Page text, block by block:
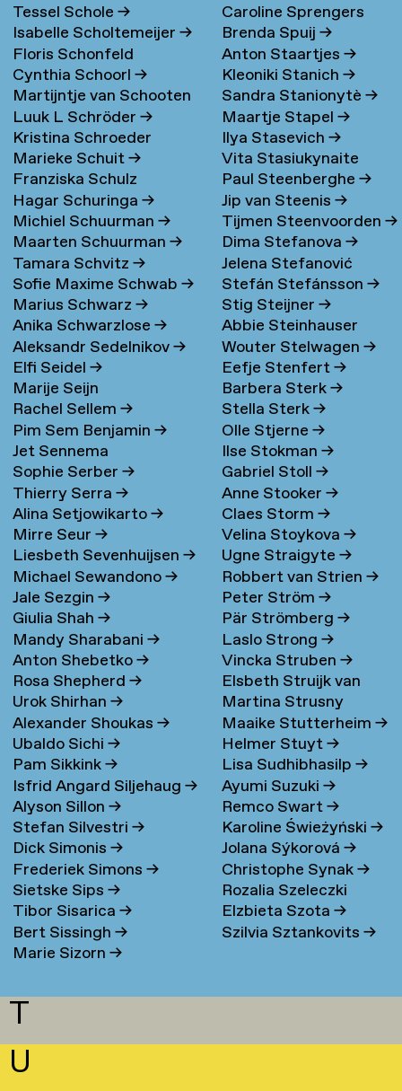
Tessel Schole→
Isabelle Scholtemeijer→
Floris Schonfeld
Cynthia Schoorl→
Martijntje van Schooten
→
Luuk L Schröder→
Kristina Schroeder
Marieke Schuit→
Franziska Schulz
Hagar Schuringa→
Michiel Schuurman→
Maarten Schuurman→
Tamara Schvitz→
Sofie Maxime Schwab→
Marius Schwarz→
Anika Schwarzlose→
Aleksandr Sedelnikov→
Elfi Seidel→
Marije Seijn
Rachel Sellem→
Pim Sem Benjamin→
Jet Sennema
Sophie Serber→
Thierry Serra→
Alina Setjowikarto→
Mirre Seur→
Liesbeth Sevenhuijsen→
Michael Sewandono→
Jale Sezgin→
Giulia Shah→
Mandy Sharabani→
Anton Shebetko→
Rosa Shepherd→
Urok Shirhan→
Alexander Shoukas→
Ubaldo Sichi→
Pam Sikkink→
Isfrid Angard Siljehaug→
Alyson Sillon→
Stefan Silvestri→
Dick Simonis→
Frederiek Simons→
Sietske Sips→
Tibor Sisarica→
Bert Sissingh→
Marie Sizorn→
Caroline Sprengers
Brenda Spuij→
Anton Staartjes→
Kleoniki Stanich→
Sandra Stanionytè→
Maartje Stapel→
Ilya Stasevich→
Vita Stasiukynaite
Paul Steenberghe→
Jip van Steenis→
Tijmen Steenvoorden→
Dima Stefanova→
Jelena Stefanović
Stefán Stefánsson→
Stig Steijner→
Abbie Steinhauser
Wouter Stelwagen→
Eefje Stenfert→
Barbera Sterk→
Stella Sterk→
Olle Stjerne→
Ilse Stokman→
Gabriel Stoll→
Anne Stooker→
Claes Storm→
Velina Stoykova→
Ugne Straigyte→
Robbert van Strien→
Peter Ström→
Pär Strömberg→
Laslo Strong→
Vincka Struben→
Elsbeth Struijk van
Bergen→
Martina Strusny
Maaike Stutterheim→
Helmer Stuyt→
Lisa Sudhibhasilp→
Ayumi Suzuki→
Remco Swart→
Karoline Świeżyński→
Jolana Sýkorová→
Christophe Synak→
Rozalia Szeleczki
Elzbieta Szota→
Szilvia Sztankovits→
T
U